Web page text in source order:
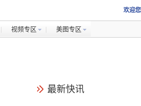
欢迎
视频专区 美图专区
最新快讯